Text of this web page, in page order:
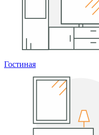
Гостиная